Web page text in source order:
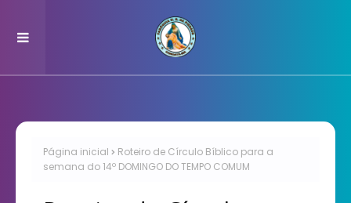
Página inicial
Roteiro de Círculo Bíblico para a
semana do 14º DOMINGO DO TEMPO COMUM